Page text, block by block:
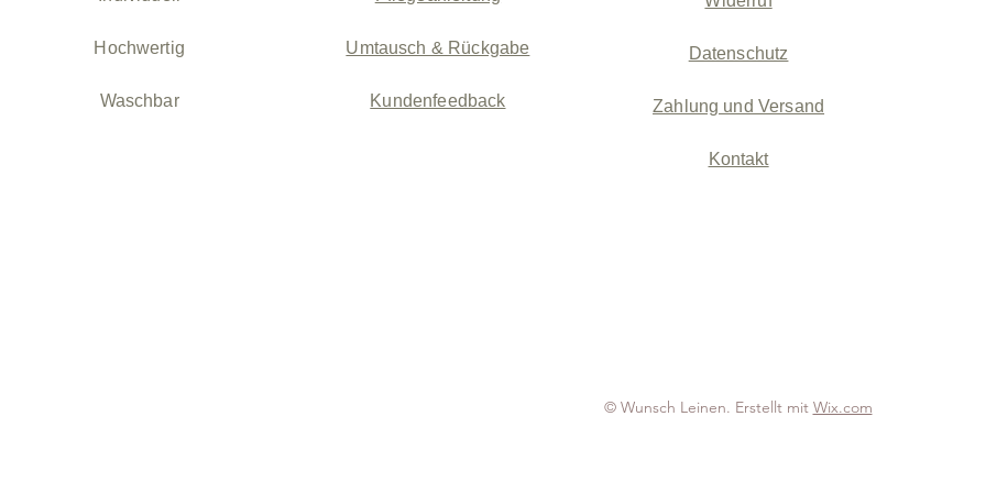
Hochwertig
Waschbar
Umtausch & Rückgabe
Kundenfeedback
Datenschutz
Zahlung und Versand
Kontakt
© Wunsch Leinen. Erstellt mit Wix.com